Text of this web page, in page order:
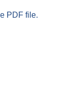
PDF file.